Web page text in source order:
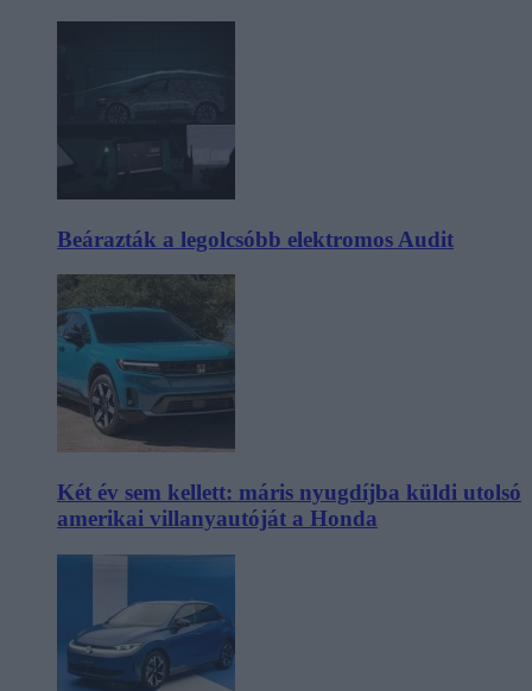
Beárazták a legolcsóbb elektromos Audit
Két év sem kellett: máris nyugdíjba küldi utolsó
amerikai villanyautóját a Honda